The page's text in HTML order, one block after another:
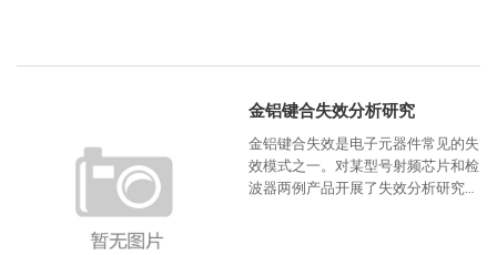
金铝键合失效分析研究
金铝键合失效是电子元器件常见的失
效模式之一。对某型号射频芯片和检
波器两例产品开展了失效分析研究。